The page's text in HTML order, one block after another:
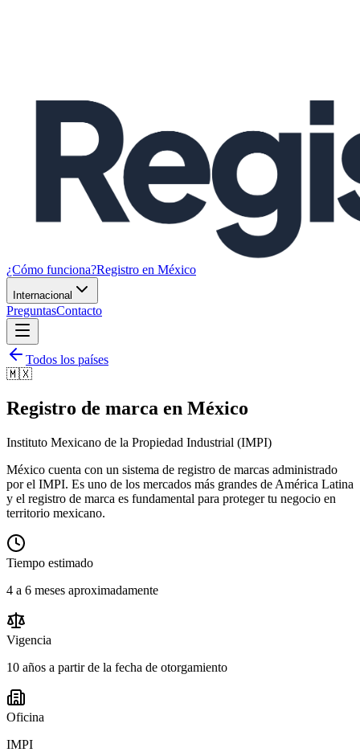
¿Cómo funciona?Registro en México
Internacional
PreguntasContacto
Todos los países
🇲🇽
Registro de marca en México
Instituto Mexicano de la Propiedad Industrial (IMPI)
México cuenta con un sistema de registro de marcas administrado
por el IMPI. Es uno de los mercados más grandes de América Latina
y el registro de marca es fundamental para proteger tu negocio en
territorio mexicano.
Tiempo estimado
4 a 6 meses aproximadamente
Vigencia
10 años a partir de la fecha de otorgamiento
Oficina
IMPI